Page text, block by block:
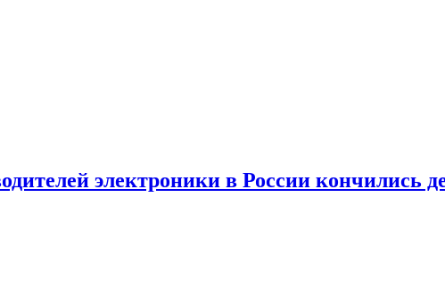
электроники в России кончились